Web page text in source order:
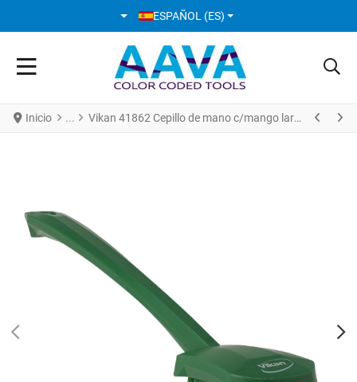
SELECCIONE SU IDIOMA
ESPAÑOL (ES)
Inicio Vikan 41862 Cepillo de mano c/mango largo 415 mm Cerdas Duras Verde